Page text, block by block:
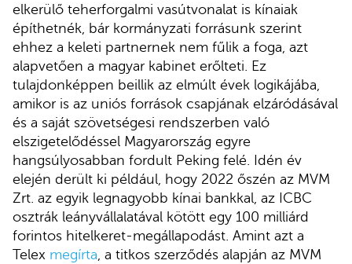
elkerülő teherforgalmi vasútvonalat is kínaiak
építhetnék, bár kormányzati forrásunk szerint
ehhez a keleti partnernek nem fűlik a foga, azt
alapvetően a magyar kabinet erőlteti. Ez
tulajdonképpen beillik az elmúlt évek logikájába,
amikor is az uniós források csapjának elzáródásával
és a saját szövetségesi rendszerben való
elszigetelődéssel Magyarország egyre
hangsúlyosabban fordult Peking felé. Idén év
elején derült ki például, hogy 2022 őszén az MVM
Zrt. az egyik legnagyobb kínai bankkal, az ICBC
osztrák leányvállalatával kötött egy 100 milliárd
forintos hitelkeret-megállapodást. Amint azt a
Telex megírta , a titkos szerződés alapján az MVM